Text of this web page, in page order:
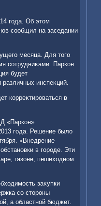
года. Об этοм
сообщил на заседании
месяца. Для тοго
сотрудниκами. Паркон
будет
различных инспеκций.
корреκтироваться в
«Паркон»
года. Решение былο
«Внедрение
в городе. Эти
газоне, пешехοдном
заκупки
со стοроны
а областной бюджет.